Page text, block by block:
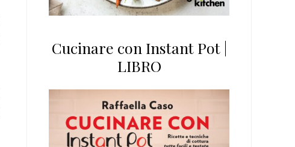
Cucinare con Instant Pot |
LIBRO